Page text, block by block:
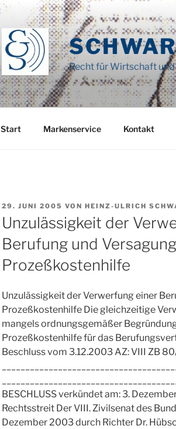
Recht für Wirtschaft
Start Markenservice Kontakt
VERÖFFENTLICHT
AM
29. JUNI 2005 VON HEINZ-ULRICH
Unzulässigkeit der
Berufung und
Prozeßkostenhilfe
Unzulässigkeit der Verwerfung einer
Prozeßkostenhilfe Die gleichzeitige
mangels ordnungsgemäßer
Prozeßkostenhilfe für das
Beschluss vom 3.12.2003 AZ: VIII ZB
BESCHLUSS verkündet am: 3.
Rechtsstreit Der VIII. Zivilsenat des
Dezember 2003 durch Richter Dr.